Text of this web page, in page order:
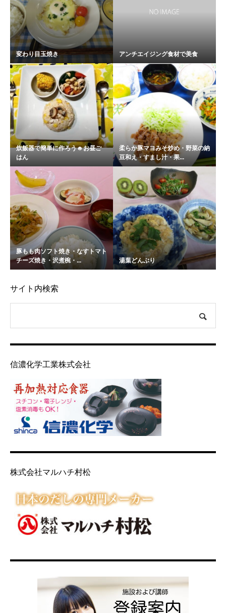
変わり目玉焼き アンチエイジング食材で美食
炊飯器で簡単に作ろう☻お昼ご
はん
柔らか豚マヨみそ炒め・野菜の納
豆和え・すまし汁・果...
豚もも肉ソフト焼き・なすトマト
チーズ焼き・沢煮椀・...
湯葉どんぶり
サイト内検索
信濃化学工業株式会社
株式会社マルハチ村松